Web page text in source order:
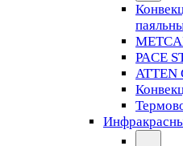
PACE
ATTEN